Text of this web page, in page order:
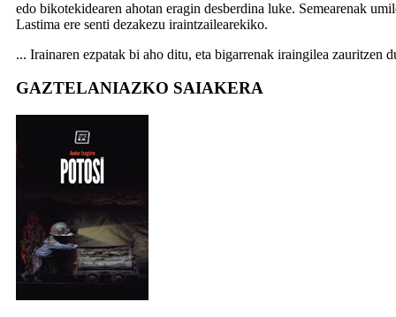
edo bikotekidearen ahotan eragin desberdina luke. Semearenak
Lastima ere senti dezakezu iraintzailearekiko.
... Irainaren ezpatak bi aho ditu, eta bigarrenak iraingilea zauritzen
GAZTELANIAZKO SAIAKERA